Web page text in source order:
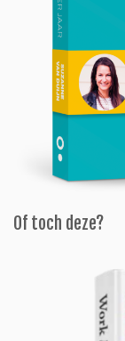
Of toch deze?